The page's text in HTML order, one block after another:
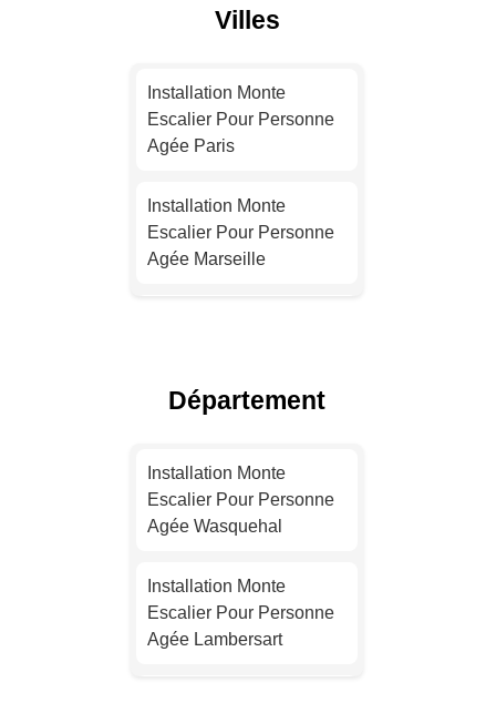
Villes
Installation Monte
Escalier Pour Personne
Agée Paris
Installation Monte
Escalier Pour Personne
Agée Marseille
Département
Installation Monte
Escalier Pour Personne
Agée Wasquehal
Installation Monte
Escalier Pour Personne
Agée Lambersart